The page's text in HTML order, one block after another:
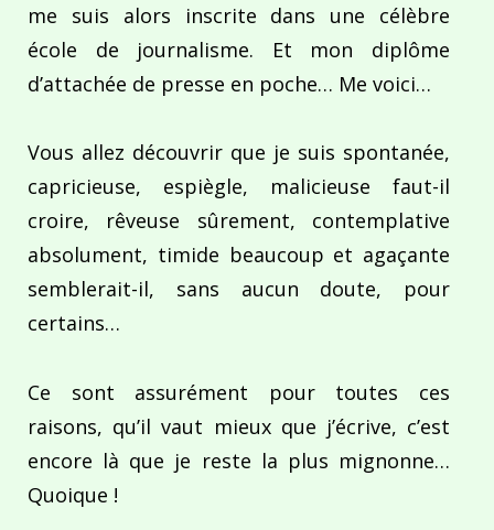
me suis alors inscrite dans une célèbre
école de journalisme. Et mon diplôme
d’attachée de presse en poche… Me voici…
Vous allez découvrir que je suis spontanée,
capricieuse, espiègle, malicieuse faut-il
croire, rêveuse sûrement, contemplative
absolument, timide beaucoup et agaçante
semblerait-il, sans aucun doute, pour
certains…
Ce sont assurément pour toutes ces
raisons, qu’il vaut mieux que j’écrive, c’est
encore là que je reste la plus mignonne…
Quoique !